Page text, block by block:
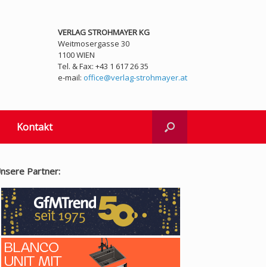
VERLAG STROHMAYER KG
Weitmosergasse 30
1100 WIEN
Tel. & Fax: +43 1 617 26 35
e-mail: office@verlag-strohmayer.at
Kontakt
Partner: